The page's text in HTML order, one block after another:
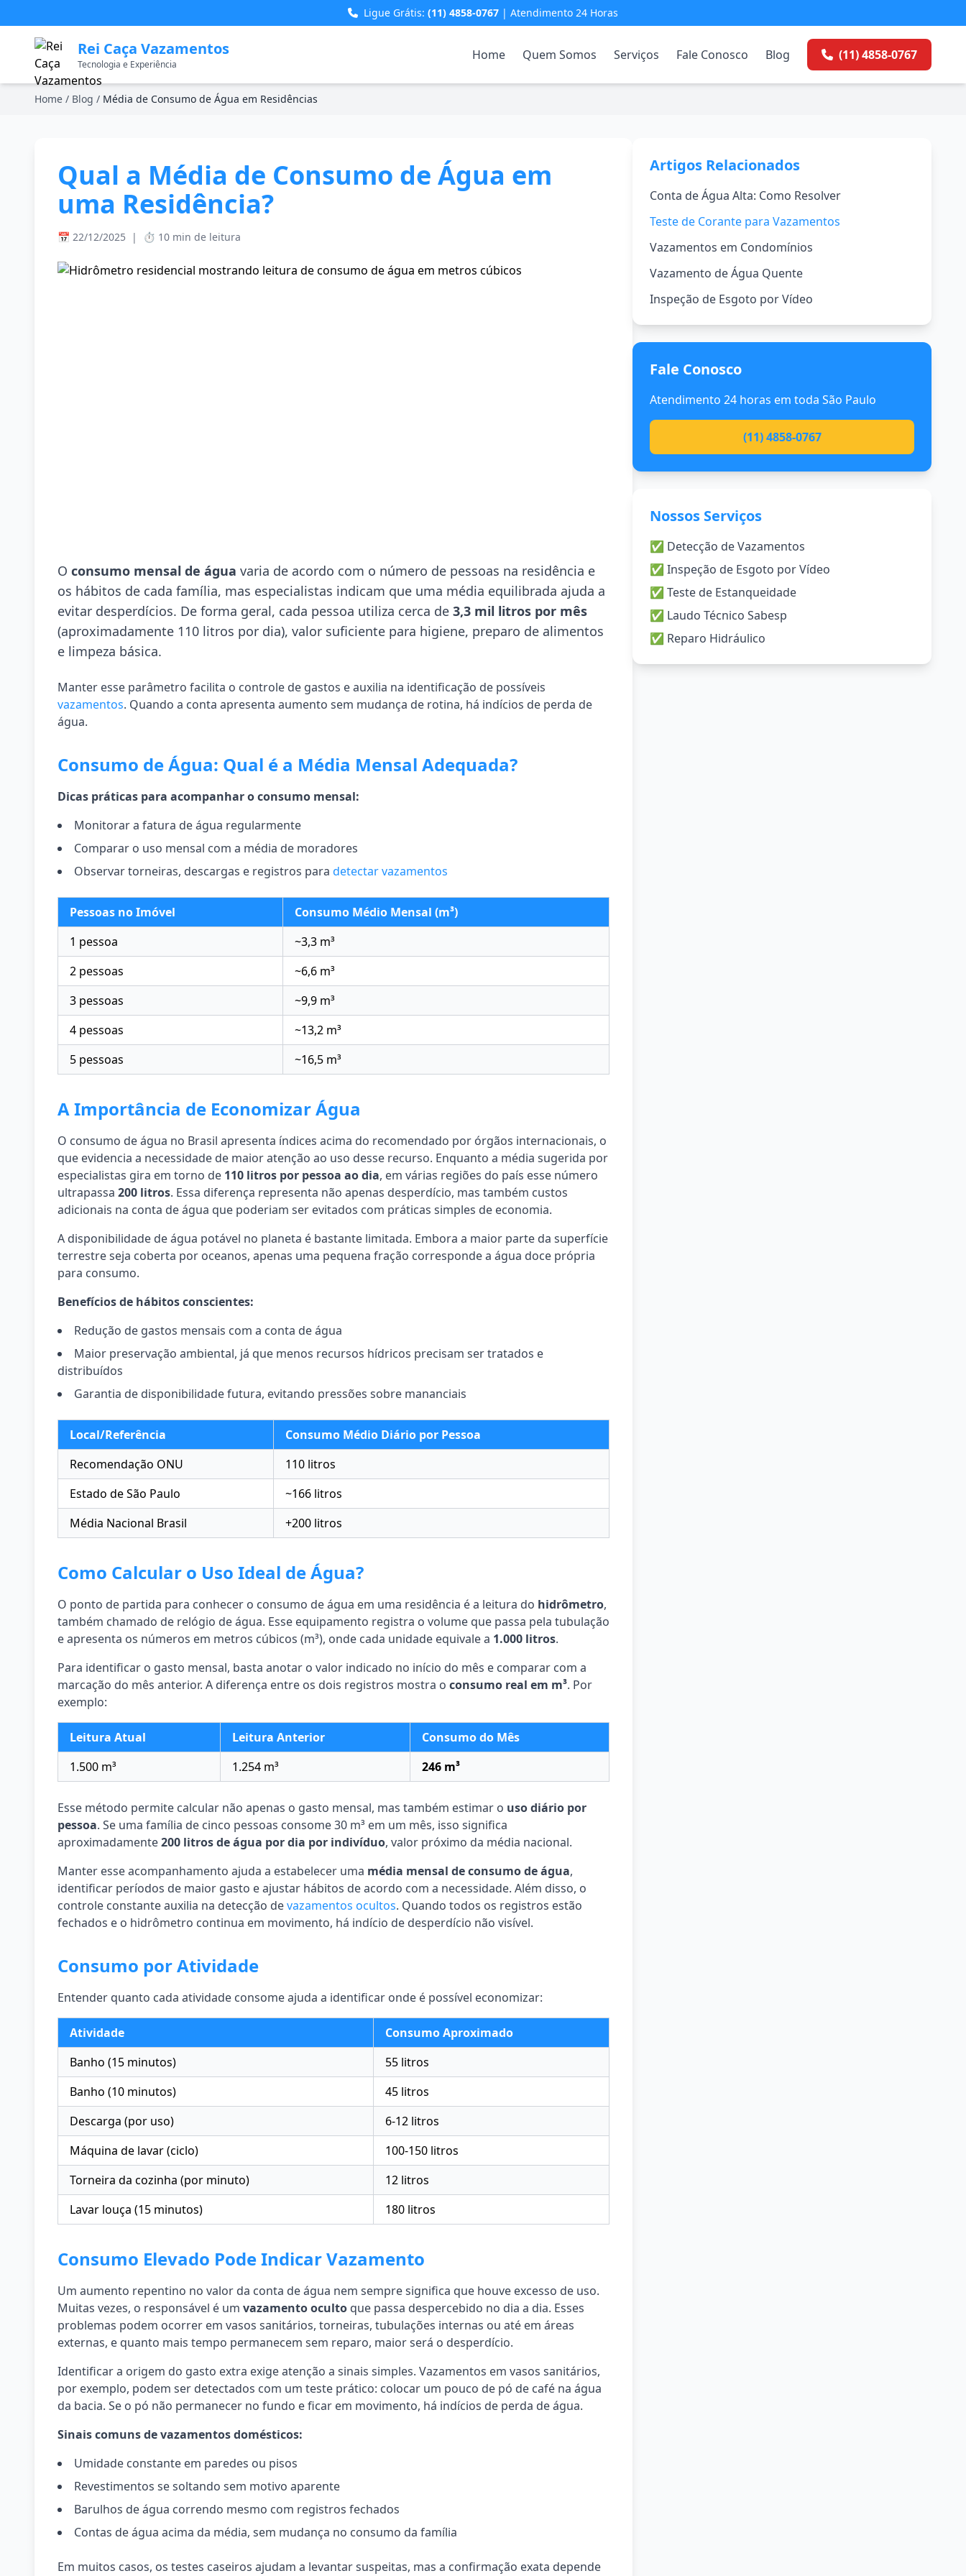
Ligue Grátis: (11) 4858-0767 | Atendimento 24 Horas
Rei Caça Vazamentos
Tecnologia e Experiência
Home Quem Somos Serviços Fale Conosco Blog (11) 4858-0767
Home / Blog / Média de Consumo de Água em Residências
Qual a Média de Consumo de Água em
uma Residência?
📅 22/12/2025 | ⏱️ 10 min de leitura
O consumo mensal de água varia de acordo com o número de pessoas na residência e
os hábitos de cada família, mas especialistas indicam que uma média equilibrada ajuda a
evitar desperdícios. De forma geral, cada pessoa utiliza cerca de 3,3 mil litros por mês
(aproximadamente 110 litros por dia), valor suficiente para higiene, preparo de alimentos
e limpeza básica.
Manter esse parâmetro facilita o controle de gastos e auxilia na identificação de possíveis
vazamentos. Quando a conta apresenta aumento sem mudança de rotina, há indícios de perda de
água.
Consumo de Água: Qual é a Média Mensal Adequada?
Dicas práticas para acompanhar o consumo mensal:
Monitorar a fatura de água regularmente
Comparar o uso mensal com a média de moradores
Observar torneiras, descargas e registros para detectar vazamentos
Pessoas no Imóvel
Consumo Médio Mensal (m³)
1 pessoa
~3,3 m³
2 pessoas
~6,6 m³
3 pessoas
~9,9 m³
4 pessoas
~13,2 m³
5 pessoas
~16,5 m³
A Importância de Economizar Água
O consumo de água no Brasil apresenta índices acima do recomendado por órgãos internacionais, o
que evidencia a necessidade de maior atenção ao uso desse recurso. Enquanto a média sugerida por
especialistas gira em torno de 110 litros por pessoa ao dia, em várias regiões do país esse número
ultrapassa 200 litros. Essa diferença representa não apenas desperdício, mas também custos
adicionais na conta de água que poderiam ser evitados com práticas simples de economia.
A disponibilidade de água potável no planeta é bastante limitada. Embora a maior parte da superfície
terrestre seja coberta por oceanos, apenas uma pequena fração corresponde a água doce própria
para consumo.
Benefícios de hábitos conscientes:
Redução de gastos mensais com a conta de água
Maior preservação ambiental, já que menos recursos hídricos precisam ser tratados e
distribuídos
Garantia de disponibilidade futura, evitando pressões sobre mananciais
Local/Referência
Consumo Médio Diário por Pessoa
Recomendação ONU
110 litros
Estado de São Paulo
~166 litros
Média Nacional Brasil
+200 litros
Como Calcular o Uso Ideal de Água?
O ponto de partida para conhecer o consumo de água em uma residência é a leitura do hidrômetro,
também chamado de relógio de água. Esse equipamento registra o volume que passa pela tubulação
e apresenta os números em metros cúbicos (m³), onde cada unidade equivale a 1.000 litros.
Para identificar o gasto mensal, basta anotar o valor indicado no início do mês e comparar com a
marcação do mês anterior. A diferença entre os dois registros mostra o consumo real em m³. Por
exemplo:
Leitura Atual Leitura Anterior
Consumo do Mês
1.500 m³
1.254 m³ 246 m³
Esse método permite calcular não apenas o gasto mensal, mas também estimar o uso diário por
pessoa. Se uma família de cinco pessoas consome 30 m³ em um mês, isso significa
aproximadamente200 litros de água por dia por indivíduo, valor próximo da média nacional.
Manter esse acompanhamento ajuda a estabelecer uma média mensal de consumo de água,
identificar períodos de maior gasto e ajustar hábitos de acordo com a necessidade. Além disso, o
controle constante auxilia na detecção devazamentos ocultos. Quando todos os registros estão
fechados e o hidrômetro continua em movimento, há indício de desperdício não visível.
Consumo por Atividade
Entender quanto cada atividade consome ajuda a identificar onde é possível economizar:
Atividade
Consumo Aproximado
Banho (15 minutos)
55 litros
Banho (10 minutos)
45 litros
Descarga (por uso)
6-12 litros
Máquina de lavar (ciclo)
100-150 litros
Torneira da cozinha (por minuto)
12 litros
Lavar louça (15 minutos)
180 litros
Consumo Elevado Pode Indicar Vazamento
Um aumento repentino no valor da conta de água nem sempre significa que houve excesso de uso.
Muitas vezes, o responsável é um vazamento oculto que passa despercebido no dia a dia. Esses
problemas podem ocorrer em vasos sanitários, torneiras, tubulações internas ou até em áreas
externas, e quanto mais tempo permanecem sem reparo, maior será o desperdício.
Identificar a origem do gasto extra exige atenção a sinais simples. Vazamentos em vasos sanitários,
por exemplo, podem ser detectados com um teste prático: colocar um pouco de pó de café na água
da bacia. Se o pó não permanecer no fundo e ficar em movimento, há indícios de perda de água.
Sinais comuns de vazamentos domésticos:
Umidade constante em paredes ou pisos
Revestimentos se soltando sem motivo aparente
Barulhos de água correndo mesmo com registros fechados
Contas de água acima da média, sem mudança no consumo da família
Em muitos casos, os testes caseiros ajudam a levantar suspeitas, mas a confirmação exata depende
Artigos Relacionados
Conta de Água Alta: Como Resolver
Teste de Corante para Vazamentos
Vazamentos em Condomínios
Vazamento de Água Quente
Inspeção de Esgoto por Vídeo
Fale Conosco
Atendimento 24 horas em toda São Paulo
(11) 4858-0767
Nossos Serviços
✅ Detecção de Vazamentos
✅ Inspeção de Esgoto por Vídeo
✅ Teste de Estanqueidade
✅ Laudo Técnico Sabesp
✅ Reparo Hidráulico